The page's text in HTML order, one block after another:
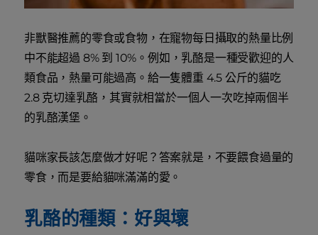
非獸醫推薦的零食或食物，在寵物每日攝取的熱量比例
中不能超過 8% 到 10%。例如，乳酪是一種受歡迎的人
類食品，熱量可能過高。給一隻體重 4.5 公斤的貓吃
2.8 克切達乳酪，其實就相當於一個人一次吃掉兩個半
的乳酪漢堡。
貓咪家長該怎麼做才好呢？答案就是，不要餵食過量的
零食，而是要給貓咪滿滿的愛。
乳酪的種類：好與壞